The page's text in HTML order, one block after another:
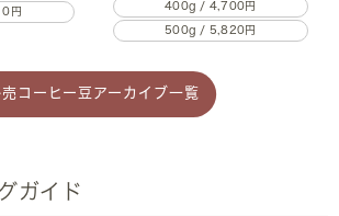
円 400g / 4,700円
500g / 5,820円
売コーヒー豆アーカイブ一覧
ガイド